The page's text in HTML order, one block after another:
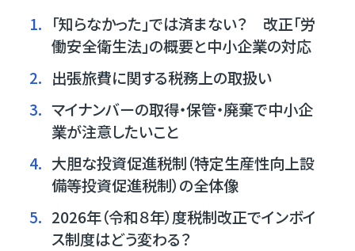
1. 「知らなかった」では済まない？ 改正「労
働安全衛生法」の概要と中小企業の対応
2. 出張旅費に関する税務上の取扱い
3. マイナンバーの取得・保管・廃棄で中小企
業が注意したいこと
4. 大胆な投資促進税制（特定生産性向上設
備等投資促進税制）の全体像
5. 2026年（令和８年）度税制改正でインボイ
ス制度はどう変わる？